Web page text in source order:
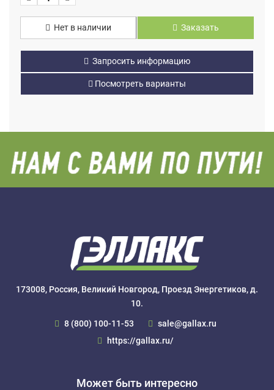
Нет в наличии Заказать
Запросить информацию
Посмотреть варианты
173008, Россия, Великий Новгород, Проезд Энергетиков, д.
10.
8 (800) 100-11-53
sale@gallax.ru
https://gallax.ru/
Может быть интересно